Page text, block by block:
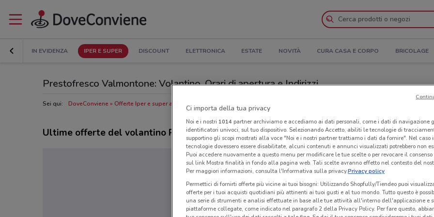
IN EVIDENZA IPER E SUPER DISCOUNT ELETTRONICA ESTATE NOVITÀ CURA CASA E CORPO BRICOLAGE
Prestofresco Valmontone: Volantino, Orari di apertura e Indirizzi
Sei qui: DoveConviene Offerte Iper e super a Valmontone
Ultime offerte del volantino Prestofresco
Ci importa della tua privacy
Noi e i nostri 1014partner archiviamo e accediamo ai dati personali, come i dati di navigazione
identificatori univoci, sul tuo dispositivo. Selezionando Accetto, abiliti le tecnologie di
supportino gli scopi mostrati alla voce "Noi e i nostri partner trattiamo i dati da fornire". Nel caso
tecnologie dovessero essere disabilitate, alcuni contenuti e annunci visualizzati potrebbero non
Puoi accedere nuovamente a questo menu per modificare le tue scelte o per revocare il
sul link Mostra finalità in fondo alla pagina web. Tali scelte avranno effetto nel contesto del
Per maggiori informazioni, consulta l'Informativa sulla privacy.Privacy policy
Permettici di fornirti offerte più vicine ai tuoi bisogni: Utilizzando Shopfully/Tiendeo puoi
offerte per i tuoi acquisti quotidiani più attinenti ai tuoi gusti e al tuo mondo. Tutto questo è
una serie di strumenti e analisi effettuate in base alle tue attività all'interno dell'applicazione e
piattaforme collegate, come indicato nel paragrafo 2 della Privacy Policy. Per fare questo,